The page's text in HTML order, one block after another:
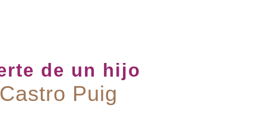
de un hijo
Puig